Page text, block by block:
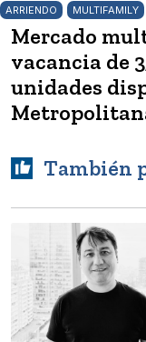
ARRIENDO
MULTIFAMILY
Mercado
vacancia de
unidades
También